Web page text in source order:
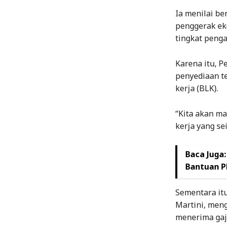
Ia menilai
penggerak
tingkat
Karena itu,
penyediaan
kerja (BLK).
“Kita akan
kerja yang
Baca Juga:
Bantuan
Sementara
Martini,
menerima